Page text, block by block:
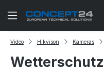
Zum Hauptinhalt springen
Video Hikvison Kameras